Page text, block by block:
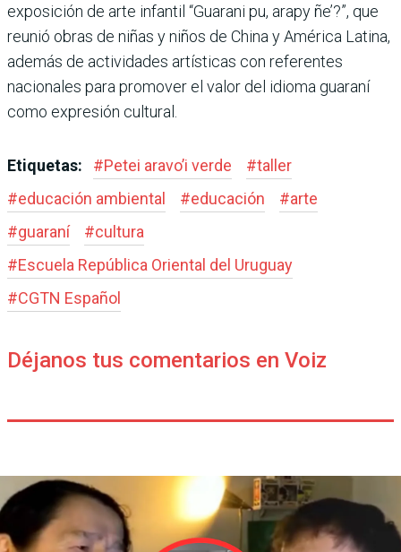
exposición de arte infantil “Guarani pu, arapy ñe’?”, que
reunió obras de niñas y niños de China y América Latina,
además de actividades artísticas con referentes
nacionales para promover el valor del idioma guaraní
como expresión cultural.
Etiquetas: #Petei aravo’i verde #taller
#educación ambiental #educación #arte
#guaraní #cultura
#Escuela República Oriental del Uruguay
#CGTN Español
Déjanos tus comentarios en Voiz